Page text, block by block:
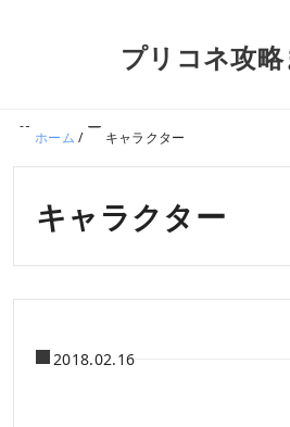
プリコネ攻
ホーム / キャラクター
キャラクター
2018.02.16